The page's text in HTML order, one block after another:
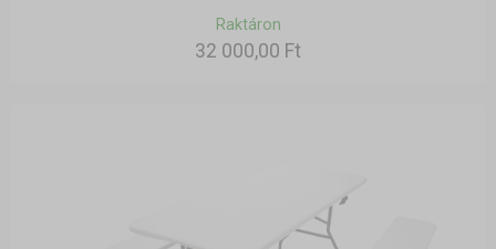
Raktáron
32 000,00 Ft